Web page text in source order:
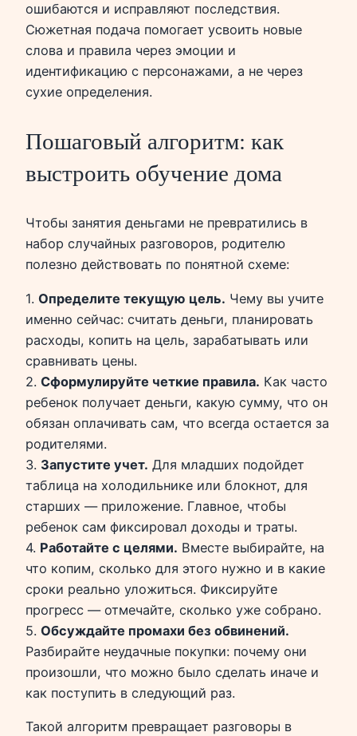
ошибаются и исправляют последствия.
Сюжетная подача помогает усвоить новые
слова и правила через эмоции и
идентификацию с персонажами, а не через
сухие определения.
Пошаговый алгоритм: как
выстроить обучение дома
Чтобы занятия деньгами не превратились в
набор случайных разговоров, родителю
полезно действовать по понятной схеме:
1. Определите текущую цель. Чему вы учите
именно сейчас: считать деньги, планировать
расходы, копить на цель, зарабатывать или
сравнивать цены.
2. Сформулируйте четкие правила. Как часто
ребенок получает деньги, какую сумму, что он
обязан оплачивать сам, что всегда остается за
родителями.
3. Запустите учет. Для младших подойдет
таблица на холодильнике или блокнот, для
старших — приложение. Главное, чтобы
ребенок сам фиксировал доходы и траты.
4. Работайте с целями. Вместе выбирайте, на
что копим, сколько для этого нужно и в какие
сроки реально уложиться. Фиксируйте
прогресс — отмечайте, сколько уже собрано.
5. Обсуждайте промахи без обвинений.
Разбирайте неудачные покупки: почему они
произошли, что можно было сделать иначе и
как поступить в следующий раз.
Такой алгоритм превращает разговоры в